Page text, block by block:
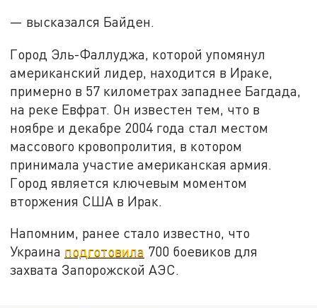
— высказался Байден.
Город Эль-Фаллуджа, которой упомянул
американский лидер, находится в Ираке,
примерно в 57 километрах западнее Багдада,
на реке Евфрат. Он известен тем, что в
ноябре и декабре 2004 года стал местом
массового кровопролития, в котором
принимала участие американская армия.
Город является ключевым моментом
вторжения США в Ирак.
Напомним, ранее стало известно, что
Украина подготовила 700 боевиков для
захвата Запорожской АЭС.